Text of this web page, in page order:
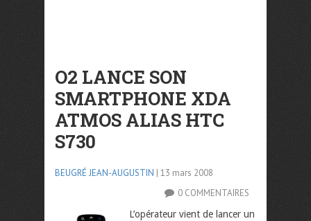
O2 LANCE SON
SMARTPHONE XDA
ATMOS ALIAS HTC
S730
BEUGRÉ JEAN-AUGUSTIN | 13 mars 2008
0 COMMENTAIRES
L’opérateur vient de lancer un